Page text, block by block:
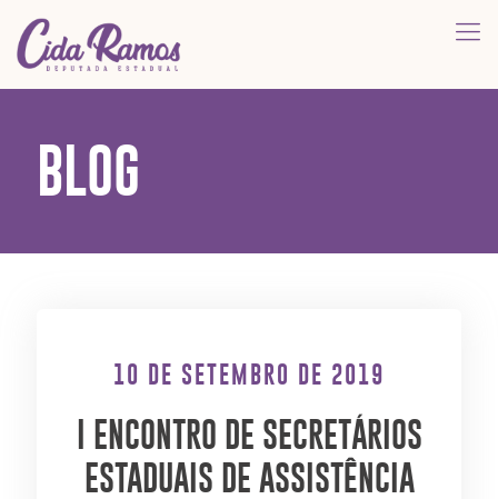
BLOG
10 DE SETEMBRO DE 2019
I ENCONTRO DE SECRETÁRIOS
ESTADUAIS DE ASSISTÊNCIA